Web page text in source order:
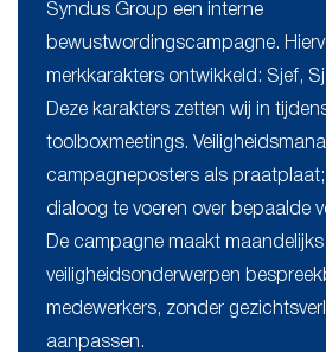
Syndus Group een interne
bewustwordingscampagne.
merkkarakters ontwikkeld: Sjef,
Deze karakters zetten wij in
toolboxmeetings.
campagneposters als praatplaat;
dialoog te voeren over bepaalde
De campagne maakt maandelijks
veiligheidsonderwerpen
medewerkers, zonder
aanpassen.